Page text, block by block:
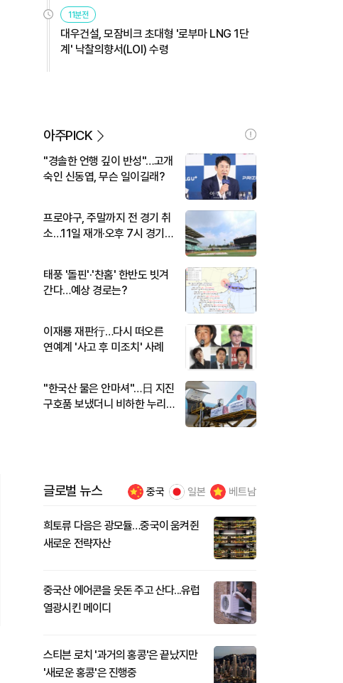
11분전
대우건설, 모잠비크 초대형 '로부마 LNG 1단
계' 낙찰의향서(LOI) 수령
아주PICK
"경솔한 언행 깊이 반성"…고개
숙인 신동엽, 무슨 일이길래?
프로야구, 주말까지 전 경기 취
소…11일 재개·오후 7시 경기
태풍 '돌핀'·'찬홈' 한반도 빗겨
간다…예상 경로는?
이재룡 재판行…다시 떠오른
연예계 '사고 후 미조치' 사례
"한국산 물은 안마셔"…日 지진
구호품 보냈더니 비하한 누리
글로벌 뉴스 중국 일본 베트남
희토류 다음은 광모듈…중국이 움켜쥔
새로운 전략자산
중국산 에어콘을 웃돈 주고 산다...유럽
열광시킨 메이디
스티븐 로치 '과거의 홍콩'은 끝났지만
'새로운 홍콩'은 진행중